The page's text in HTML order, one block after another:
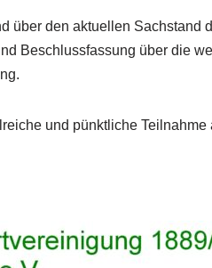
über den aktuellen Sachstand
Beschlussfassung über die
und pünktliche Teilnahme